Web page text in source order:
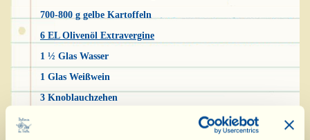
700-800 g gelbe Kartoffeln
6 EL Olivenöl Extravergine
1 ½ Glas Wasser
1 Glas Weißwein
3 Knoblauchzehen